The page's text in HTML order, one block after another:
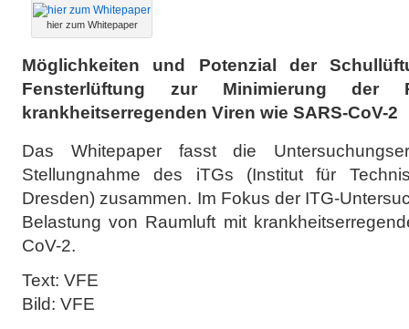
hier zum Whitepaper
Möglichkeiten und Potenzial der
Fensterlüftung zur Minimierung der
krankheitserregenden Viren wie SARS-CoV-2
Das Whitepaper fasst die
Stellungnahme des iTGs (Institut für
Dresden) zusammen. Im Fokus der ITG-
Belastung von Raumluft mit
CoV-2.
Text: VFE
Bild: VFE